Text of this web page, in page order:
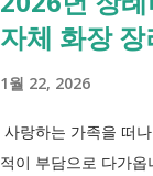
씨는 29세입니다. 현
들이 가장 먼저 알아
해 취업 상담을 받고,
받을 수도 있기 때문
자체 화장
1월 22, 2026
사랑하는 가족을 떠
적이 부담으로 다가